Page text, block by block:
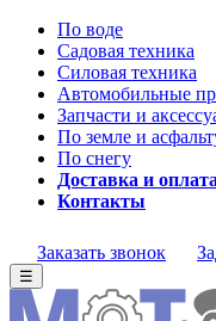
По воде
Садовая техника
Силовая техника
Автомобильные
Запчасти и
По земле и
По снегу
Доставка и оплата
Контакты
Заказать звонок
☰